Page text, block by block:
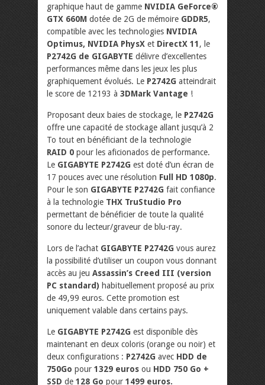
graphique haut de gamme NVIDIA GeForce®
GTX 660M dotée de 2G de mémoire GDDR5,
compatible avec les technologies NVIDIA
Optimus, NVIDIA PhysX et DirectX 11, le
P2742G de GIGABYTE délivre d’excellentes
performances même dans les jeux les plus
graphiquement évolués. Le P2742G atteindrait
le score de 12193 à 3DMark Vantage !
Proposant deux baies de stockage, le P2742G
offre une capacité de stockage allant jusqu’à 2
To tout en bénéficiant de la technologie
RAID 0 pour les aficionados de performance.
Le GIGABYTE P2742G est doté d’un écran de
17 pouces avec une résolution Full HD 1080p.
Pour le son GIGABYTE P2742G fait confiance
à la technologie THX TruStudio Pro
permettant de bénéficier de toute la qualité
sonore du lecteur/graveur de blu-ray.
Lors de l’achat GIGABYTE P2742G vous aurez
la possibilité d’utiliser un coupon vous donnant
accès au jeu Assassin’s Creed III (version
PC standard) habituellement proposé au prix
de 49,99 euros. Cette promotion est
uniquement valable dans certains pays.
Le GIGABYTE P2742G est disponible dès
maintenant en deux coloris (orange ou noir) et
deux configurations : P2742G avec HDD de
750Go pour 1329 euros ou HDD 750 Go +
SSD de 128 Go pour 1499 euros.